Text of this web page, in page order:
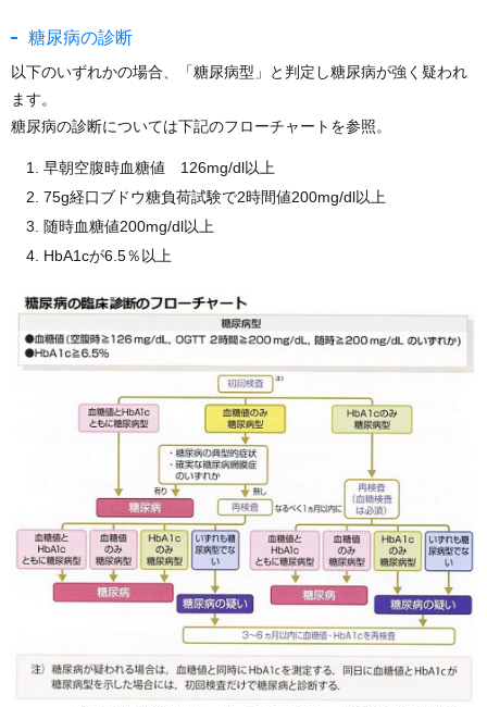
糖尿病の診断
以下のいずれかの場合、「糖尿病型」と判定し糖尿病が強く疑われ
ます。
糖尿病の診断については下記のフローチャートを参照。
早朝空腹時血糖値 126mg/dl以上
75g経口ブドウ糖負荷試験で2時間値200mg/dl以上
随時血糖値200mg/dl以上
HbA1cが6.5％以上